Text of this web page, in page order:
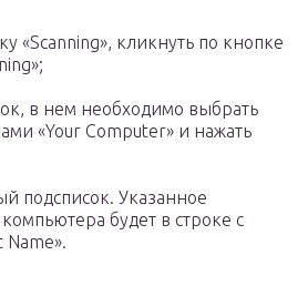
«Scanning», кликнуть по кнопке
в нем необходимо выбрать
«Your Computer» и нажать
подсписок. Указанное
будет в строке с
Name».